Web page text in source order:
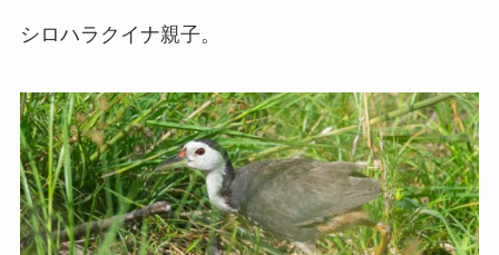
シロハラクイナ親子。